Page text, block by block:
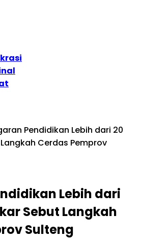
Pendidikan Lebih dari 20
Cerdas Pemprov
Lebih dari
Sebut Langkah
Sulteng